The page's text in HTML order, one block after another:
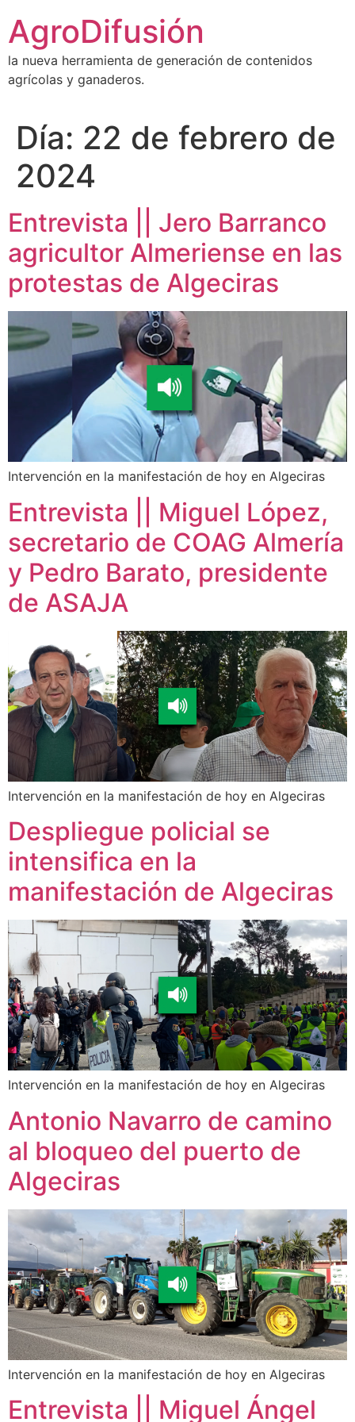
contenido
AgroDifusión
la nueva herramienta de generación de contenidos
agrícolas y ganaderos.
Día: 22 de febrero de
2024
Entrevista || Jero Barranco
agricultor Almeriense en las
protestas de Algeciras
Intervención en la manifestación de hoy en Algeciras
Entrevista || Miguel López,
secretario de COAG Almería
y Pedro Barato, presidente
de ASAJA
Intervención en la manifestación de hoy en Algeciras
Despliegue policial se
intensifica en la
manifestación de Algeciras
Intervención en la manifestación de hoy en Algeciras
Antonio Navarro de camino
al bloqueo del puerto de
Algeciras
Intervención en la manifestación de hoy en Algeciras
Entrevista || Miguel Ángel